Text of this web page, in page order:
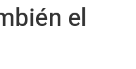
el